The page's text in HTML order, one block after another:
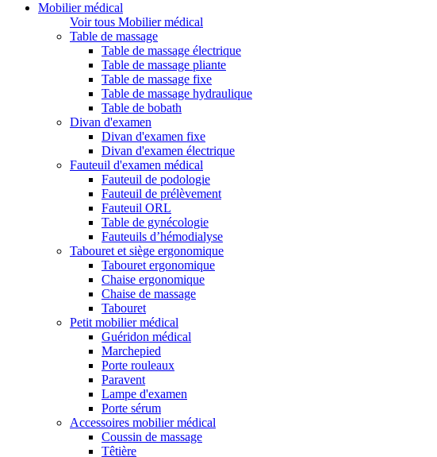
Mobilier médical
Voir tous Mobilier médical
Table de massage
Table de massage électrique
Table de massage pliante
Table de massage fixe
Table de massage hydraulique
Table de bobath
Divan d'examen
Divan d'examen fixe
Divan d'examen électrique
Fauteuil d'examen médical
Fauteuil de podologie
Fauteuil de prélèvement
Fauteuil ORL
Table de gynécologie
Fauteuils d’hémodialyse
Tabouret et siège ergonomique
Tabouret ergonomique
Chaise ergonomique
Chaise de massage
Tabouret
Petit mobilier médical
Guéridon médical
Marchepied
Porte rouleaux
Paravent
Lampe d'examen
Porte sérum
Accessoires mobilier médical
Coussin de massage
Têtière